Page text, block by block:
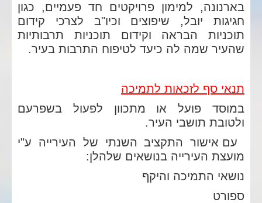
בארנונה, למימון פרויקטים חד פעמיים, כגון
חגיגות יובל, שיפוצים וכיו"ב לצרכי קידום
תוכניות הבראה וקידום תוכניות תרבותיות
שהעיר שמה לה כיעד לטיפוח התרבות בעיר.
תנאי סף לזכאות לתמיכה
במוסד פועל או מתכוון לפעול בשפרעם
ולטובת תושבי העיר.
עם אישור התקציב השנתי של העירייה ע"י
מועצת העירייה בנושאים שלהלן:
נושאי התמיכה והיקף
ספורט